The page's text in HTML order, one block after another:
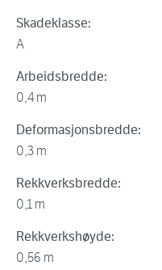
Skadeklasse:
A
Arbeidsbredde:
0,4 m
Deformasjonsbredde:
0,3 m
Rekkverksbredde:
0,1 m
Rekkverkshøyde:
0,56 m